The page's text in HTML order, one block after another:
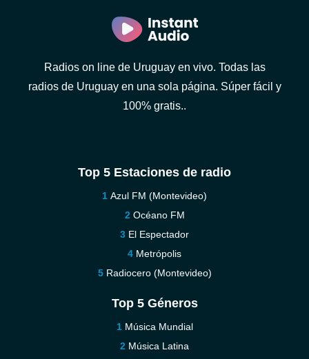
Radios on line de Uruguay en vivo. Todas las
radios de Uruguay en una sola página. Súper fácil y
100% gratis..
Top 5 Estaciones de radio
Azul FM (Montevideo)
Océano FM
El Espectador
Metrópolis
Radiocero (Montevideo)
Top 5 Géneros
Música Mundial
Música Latina